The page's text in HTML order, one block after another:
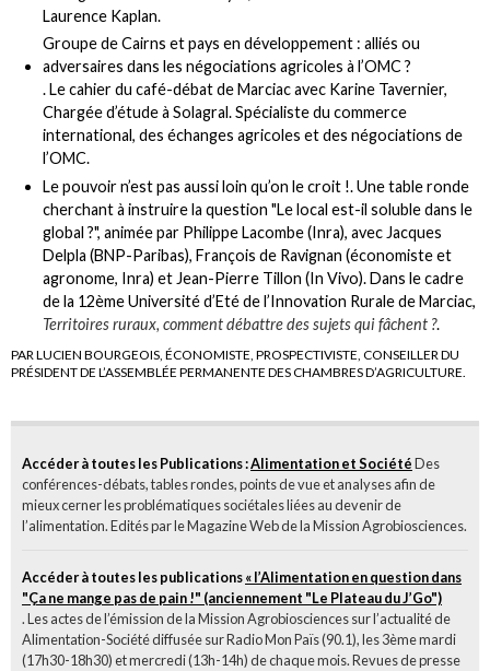
Laurence Kaplan.
Groupe de Cairns et pays en développement : alliés ou
adversaires dans les négociations agricoles à l’OMC ?
. Le cahier du café-débat de Marciac avec Karine Tavernier,
Chargée d’étude à Solagral. Spécialiste du commerce
international, des échanges agricoles et des négociations de
l’OMC.
Le pouvoir n’est pas aussi loin qu’on le croit !. Une table ronde
cherchant à instruire la question "Le local est-il soluble dans le
global ?", animée par Philippe Lacombe (Inra), avec Jacques
Delpla (BNP-Paribas), François de Ravignan (économiste et
agronome, Inra) et Jean-Pierre Tillon (In Vivo). Dans le cadre
de la 12ème Université d’Eté de l’Innovation Rurale de Marciac,
Territoires ruraux, comment débattre des sujets qui fâchent ?.
PAR LUCIEN BOURGEOIS, ÉCONOMISTE, PROSPECTIVISTE, CONSEILLER DU
PRÉSIDENT DE L’ASSEMBLÉE PERMANENTE DES CHAMBRES D’AGRICULTURE.
Accéder à toutes les Publications :Alimentation et SociétéDes
conférences-débats, tables rondes, points de vue et analyses afin de
mieux cerner les problématiques sociétales liées au devenir de
l’alimentation. Edités par le Magazine Web de la Mission Agrobiosciences.
Accéder à toutes les publications« l’Alimentation en question dans
"Ça ne mange pas de pain !" (anciennement "Le Plateau du J’Go")
. Les actes de l’émission de la Mission Agrobiosciences sur l’actualité de
Alimentation-Société diffusée sur Radio Mon Païs (90.1), les 3ème mardi
(17h30-18h30) et mercredi (13h-14h) de chaque mois. Revues de presse